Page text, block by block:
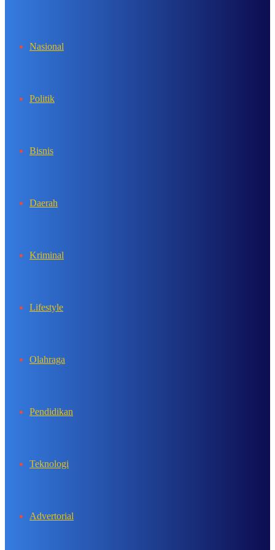
Nasional
Politik
Bisnis
Daerah
Kriminal
Lifestyle
Olahraga
Pendidikan
Teknologi
Advertorial